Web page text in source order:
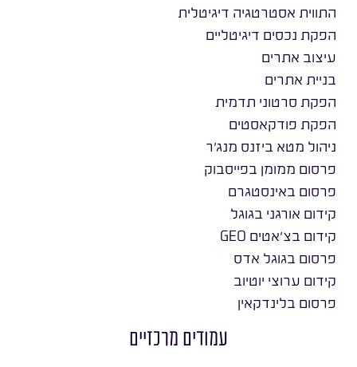
התווית אסטרטגיה דיגיטלית
הפקת נכסים דיגיטליים
עיצוב אתרים
בניית אתרים
הפקת סרטוני תדמית
הפקת פודקאסטים
ניהול מטא ביזנס מנג׳ר
פרסום ממומן בפייסבוק
פרסום באינסטגרם
קידום אורגני בגוגל
קידום בצ׳אטים GEO
פרסום בגוגל אדס
קידום ערוצי יוטיוב
פרסום בלינדקאין
עמודים מרכזיים